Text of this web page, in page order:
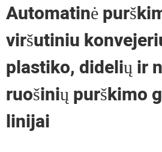
Automatinė
viršutiniu
plastiko, didelių ir
ruošinių purškimo
linijai